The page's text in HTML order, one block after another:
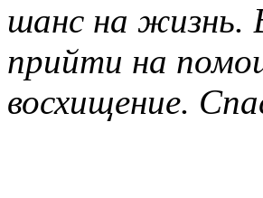
шанс на жизнь.
прийти на
восхищение.